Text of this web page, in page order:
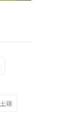
土雞